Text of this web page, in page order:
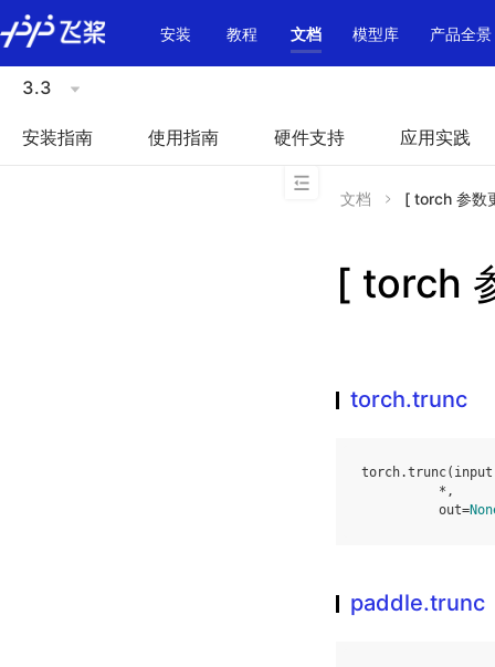
\u200E
安装
教程 文档 模型库 产品全景
3.3
安装指南 使用指南 硬件支持 应用实践
文档 [ torch 参数
[ torch
torch.trunc
torch.trunc( input
* ,
out=
paddle.trunc